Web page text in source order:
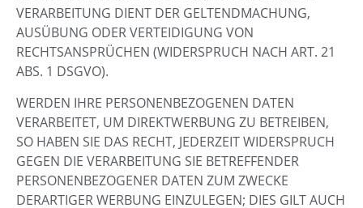
VERARBEITUNG DIENT DER GELTENDMACHUNG,
AUSÜBUNG ODER VERTEIDIGUNG VON
RECHTSANSPRÜCHEN (WIDERSPRUCH NACH ART. 21
ABS. 1 DSGVO).
WERDEN IHRE PERSONENBEZOGENEN DATEN
VERARBEITET, UM DIREKTWERBUNG ZU BETREIBEN,
SO HABEN SIE DAS RECHT, JEDERZEIT WIDERSPRUCH
GEGEN DIE VERARBEITUNG SIE BETREFFENDER
PERSONENBEZOGENER DATEN ZUM ZWECKE
DERARTIGER WERBUNG EINZULEGEN; DIES GILT AUCH